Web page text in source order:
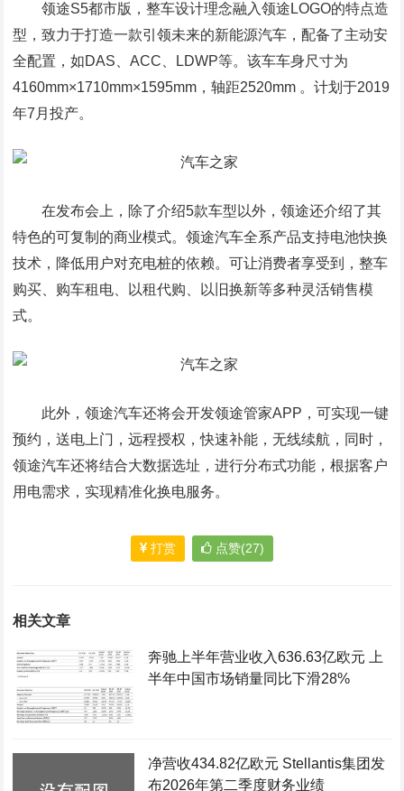
领途S5都市版，整车设计理念融入领途LOGO的特点造
型，致力于打造一款引领未来的新能源汽车，配备了主动安
全配置，如DAS、ACC、LDWP等。该车车身尺寸为
4160mm×1710mm×1595mm，轴距2520mm 。计划于2019
年7月投产。
在发布会上，除了介绍5款车型以外，领途还介绍了其
特色的可复制的商业模式。领途汽车全系产品支持电池快换
技术，降低用户对充电桩的依赖。可让消费者享受到，整车
购买、购车租电、以租代购、以旧换新等多种灵活销售模
式。
此外，领途汽车还将会开发领途管家APP，可实现一键
预约，送电上门，远程授权，快速补能，无线续航，同时，
领途汽车还将结合大数据选址，进行分布式功能，根据客户
用电需求，实现精准化换电服务。
打赏 点赞(27)
相关文章
奔驰上半年营业收入636.63亿欧元 上
半年中国市场销量同比下滑28%
净营收434.82亿欧元 Stellantis集团发
布2026年第二季度财务业绩